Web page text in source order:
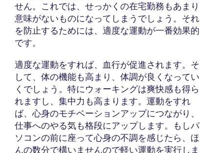
せん。これでは、せっかくの在宅勤務もあまり
意味がないものになってしまうでしょう。それ
を防止するためには、適度な運動が一番効果的
です。
適度な運動をすれば、血行が促進されます。そ
して、体の機能も高まり、体調が良くなってい
くでしょう。特にウォーキングは爽快感も得ら
れますし、集中力も高まります。運動をすれ
ば、心身のモチベーションアップにつながり、
仕事へのやる気も格段にアップします。もしパ
ソコンの前に座って心身の不調を感じたら、ほ
んの数分で構いませんので軽い運動を実行しま